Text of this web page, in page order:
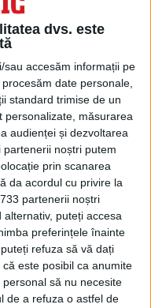
dvs. este
sau accesăm informații pe
date personale,
standard trimise de un
personalizate, măsurarea
audienței și dezvoltarea
noștri putem
prin scanarea
da acordul cu privire la
partenerii noștri
puteți accesa
preferințele înainte
refuza să vă dați
este posibil ca anumite
să nu necesite
de a refuza o astfel de
rezolvat puzzle-
Astăzi,
revine cu
de ajutor
eram atât
uitam să mai